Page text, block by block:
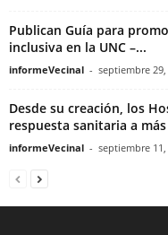
Publican Guía para
inclusiva en la UNC –...
informeVecinal - septiembre 29,
Desde su creación, los
respuesta sanitaria a más
informeVecinal - septiembre 11,